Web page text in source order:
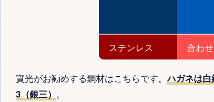
ステンレス
合わせ
實光がお勧めする鋼材はこちらです。ハガネは
3（銀三） 。